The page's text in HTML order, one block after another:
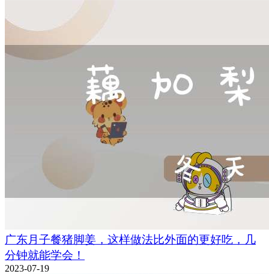
广东月子餐猪脚姜，这样做法比外面的更好吃，几
分钟就能学会！
2023-07-19